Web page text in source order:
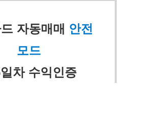
자동매매 안전
모드
차 수익인증